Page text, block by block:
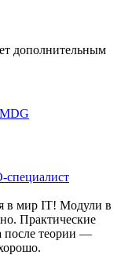
дополнительным
специалист
в мир IT! Модули в
Практические
после теории —